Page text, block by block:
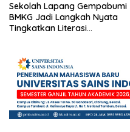
Sekolah Lapang Gempabumi
BMKG Jadi Langkah Nyata
Tingkatkan Literasi